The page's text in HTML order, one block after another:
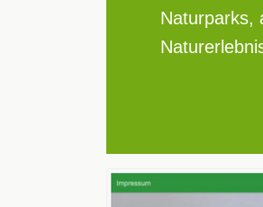
Naturparks,